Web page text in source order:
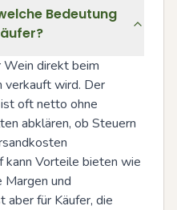
Bedeutung
direkt beim
verkauft wird. Der
oft netto ohne
abklären, ob Steuern
kann Vorteile bieten wie
Margen und
aber für Käufer, die